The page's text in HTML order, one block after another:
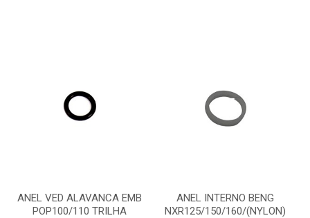
ANEL VED ALAVANCA EMB
POP100/110 TRILHA
ANEL INTERNO BENG
NXR125/150/160/(NYLON)